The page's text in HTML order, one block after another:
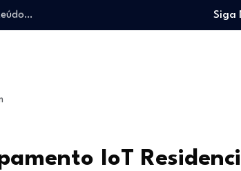
trabalhando…
e viver…
Siga
IoT